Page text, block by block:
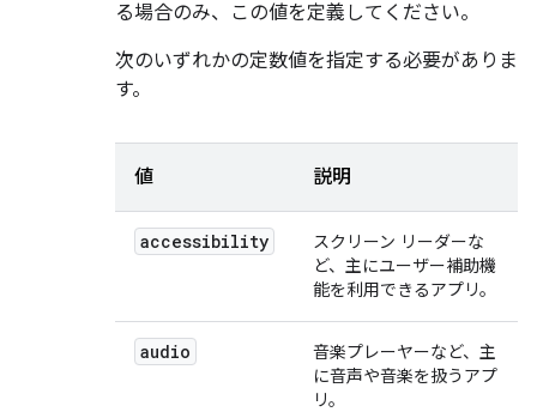
る場合のみ、この値を定義してください。
次のいずれかの定数値を指定する必要がありま
す。
値 説明
accessibility
スクリーン リーダーな
ど、主にユーザー補助機
能を利用できるアプリ。
audio
音楽プレーヤーなど、主
に音声や音楽を扱うアプ
リ。